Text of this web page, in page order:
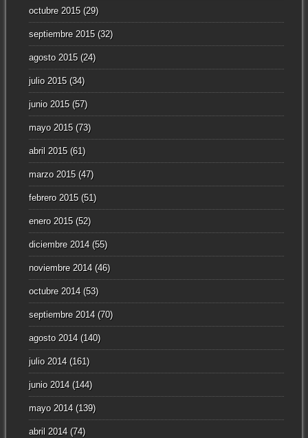
octubre 2015(29)
septiembre 2015(32)
agosto 2015(24)
julio 2015(34)
junio 2015(57)
mayo 2015(73)
abril 2015(61)
marzo 2015(47)
febrero 2015(51)
enero 2015(52)
diciembre 2014(55)
noviembre 2014(46)
octubre 2014(53)
septiembre 2014(70)
agosto 2014(140)
julio 2014(161)
junio 2014(144)
mayo 2014(139)
abril 2014(74)